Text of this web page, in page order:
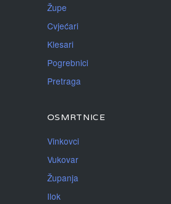
Župe
Cvjećari
Klesari
Pogrebnici
Pretraga
OSMRTNICE
Vinkovci
Vukovar
Županja
Ilok